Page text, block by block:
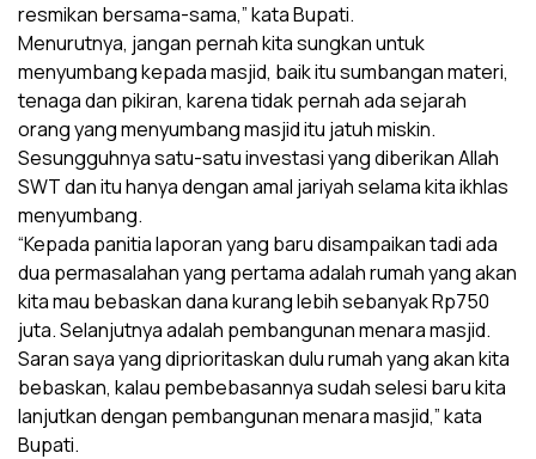
resmikan bersama-sama,” kata Bupati.
Menurutnya, jangan pernah kita sungkan untuk
menyumbang kepada masjid, baik itu sumbangan materi,
tenaga dan pikiran, karena tidak pernah ada sejarah
orang yang menyumbang masjid itu jatuh miskin.
Sesungguhnya satu-satu investasi yang diberikan Allah
SWT dan itu hanya dengan amal jariyah selama kita ikhlas
menyumbang.
“Kepada panitia laporan yang baru disampaikan tadi ada
dua permasalahan yang pertama adalah rumah yang akan
kita mau bebaskan dana kurang lebih sebanyak Rp750
juta. Selanjutnya adalah pembangunan menara masjid.
Saran saya yang diprioritaskan dulu rumah yang akan kita
bebaskan, kalau pembebasannya sudah selesi baru kita
lanjutkan dengan pembangunan menara masjid,” kata
Bupati.